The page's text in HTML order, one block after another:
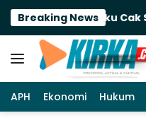
Langsung
konten
Breaking News
Untuk Sobatku Cak
APH Ekonomi Hukum